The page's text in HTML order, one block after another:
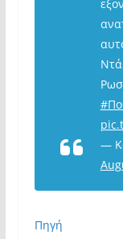
—
Πηγή